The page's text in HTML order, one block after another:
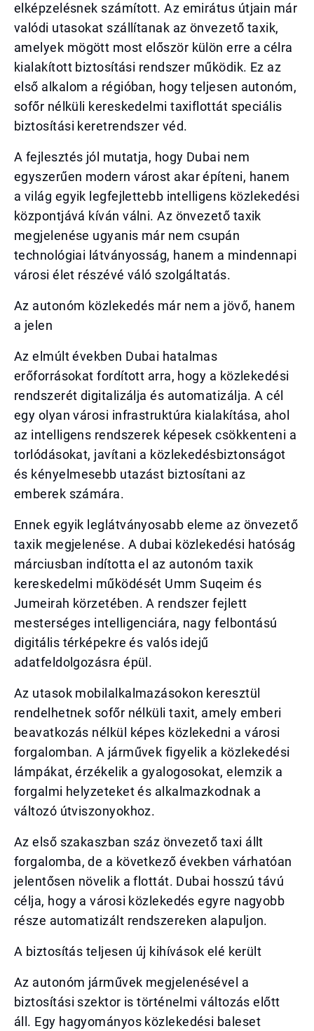
elképzelésnek számított. Az emirátus útjain már
valódi utasokat szállítanak az önvezető taxik,
amelyek mögött most először külön erre a célra
kialakított biztosítási rendszer működik. Ez az
első alkalom a régióban, hogy teljesen autonóm,
sofőr nélküli kereskedelmi taxiflottát speciális
biztosítási keretrendszer véd.
A fejlesztés jól mutatja, hogy Dubai nem
egyszerűen modern várost akar építeni, hanem
a világ egyik legfejlettebb intelligens közlekedési
központjává kíván válni. Az önvezető taxik
megjelenése ugyanis már nem csupán
technológiai látványosság, hanem a mindennapi
városi élet részévé váló szolgáltatás.
Az autonóm közlekedés már nem a jövő, hanem
a jelen
Az elmúlt években Dubai hatalmas
erőforrásokat fordított arra, hogy a közlekedési
rendszerét digitalizálja és automatizálja. A cél
egy olyan városi infrastruktúra kialakítása, ahol
az intelligens rendszerek képesek csökkenteni a
torlódásokat, javítani a közlekedésbiztonságot
és kényelmesebb utazást biztosítani az
emberek számára.
Ennek egyik leglátványosabb eleme az önvezető
taxik megjelenése. A dubai közlekedési hatóság
márciusban indította el az autonóm taxik
kereskedelmi működését Umm Suqeim és
Jumeirah körzetében. A rendszer fejlett
mesterséges intelligenciára, nagy felbontású
digitális térképekre és valós idejű
adatfeldolgozásra épül.
Az utasok mobilalkalmazásokon keresztül
rendelhetnek sofőr nélküli taxit, amely emberi
beavatkozás nélkül képes közlekedni a városi
forgalomban. A járművek figyelik a közlekedési
lámpákat, érzékelik a gyalogosokat, elemzik a
forgalmi helyzeteket és alkalmazkodnak a
változó útviszonyokhoz.
Az első szakaszban száz önvezető taxi állt
forgalomba, de a következő években várhatóan
jelentősen növelik a flottát. Dubai hosszú távú
célja, hogy a városi közlekedés egyre nagyobb
része automatizált rendszereken alapuljon.
A biztosítás teljesen új kihívások elé került
Az autonóm járművek megjelenésével a
biztosítási szektor is történelmi változás előtt
áll. Egy hagyományos közlekedési baleset